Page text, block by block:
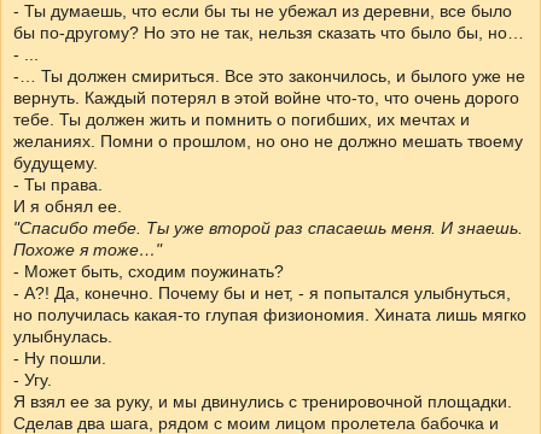
- Ты думаешь, что если бы ты не убежал из деревни, все было
бы по-другому? Но это не так, нельзя сказать что было бы, но…
- ...
-… Ты должен смириться. Все это закончилось, и былого уже не
вернуть. Каждый потерял в этой войне что-то, что очень дорого
тебе. Ты должен жить и помнить о погибших, их мечтах и
желаниях. Помни о прошлом, но оно не должно мешать твоему
будущему.
- Ты права.
И я обнял ее.
"Спасибо тебе. Ты уже второй раз спасаешь меня. И знаешь.
Похоже я тоже…"
- Может быть, сходим поужинать?
- А?! Да, конечно. Почему бы и нет, - я попытался улыбнуться,
но получилась какая-то глупая физиономия. Хината лишь мягко
улыбнулась.
- Ну пошли.
- Угу.
Я взял ее за руку, и мы двинулись с тренировочной площадки.
Сделав два шага, рядом с моим лицом пролетела бабочка и